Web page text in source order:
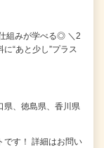
組みが学べる◎ ＼2
“あと少し”プラス
県、徳島県、香川県
です！ 詳細はお問い